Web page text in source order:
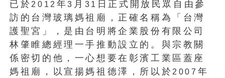
已於 2012 年3 月 31 日正式開放民眾自由參
訪的台灣玻璃媽祖廟，正確名稱為「台灣
護聖宮」，是由台明將企業股份有限公司
林肇睢總經理一手推動設立的。與宗教關
係密切的他，一心想要在彰濱工業區蓋座
媽祖廟，以宣揚媽祖德澤，所以於 2007 年